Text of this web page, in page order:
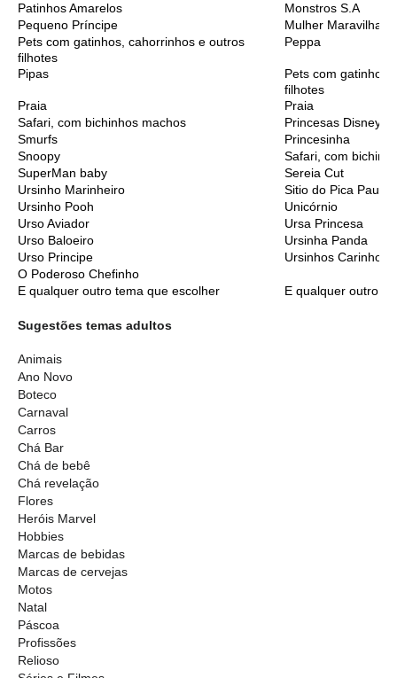
Patinhos Amarelos
Monstros S.A
Pequeno Príncipe
Mulher Maravilha
Pets com gatinhos, cahorrinhos e outros
filhotes
Peppa
Pipas
Pets com
filhotes
Praia
Praia
Safari, com bichinhos machos
Princesas Disney
Smurfs
Princesinha
Snoopy
Safari, com
SuperMan baby
Sereia Cut
Ursinho Marinheiro
Sitio do Pica Pau
Ursinho Pooh
Unicórnio
Urso Aviador
Ursa Princesa
Urso Baloeiro
Ursinha Panda
Urso Principe
Ursinhos
O Poderoso Chefinho
E qualquer outro tema que escolher
E qualquer outro
Sugestões temas adultos
Animais
Ano Novo
Boteco
Carnaval
Carros
Chá Bar
Chá de bebê
Chá revelação
Flores
Heróis Marvel
Hobbies
Marcas de bebidas
Marcas de cervejas
Motos
Natal
Páscoa
Profissões
Relioso